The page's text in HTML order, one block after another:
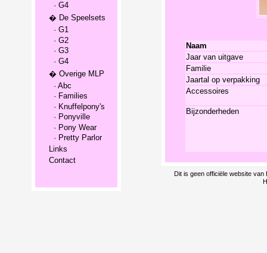
· G4
� De Speelsets
· G1
· G2
· G3
· G4
� Overige MLP
· Abc
· Families
· Knuffelpony's
· Ponyville
· Pony Wear
· Pretty Parlor
Links
Contact
Naam
Jaar van uitgave
Familie
Jaartal op verpakking
Accessoires
Bijzonderheden
Dit is geen officiële website